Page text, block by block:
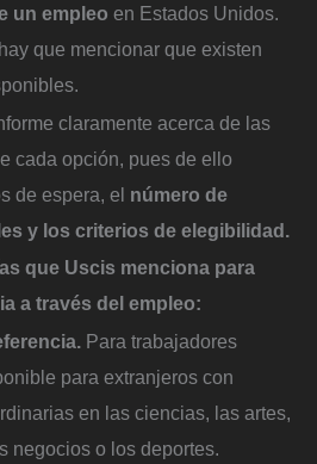
un empleo en Estados Unidos.
que mencionar que existen
claramente acerca de las
cada opción, pues de ello
de espera, el número de
y los criterios de elegibilidad.
que Uscis menciona para
a través del empleo:
Para trabajadores
para extranjeros con
en las ciencias, las artes,
negocios o los deportes.